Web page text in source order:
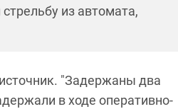
из автомата,
"Задержаны два
в ходе оперативно-